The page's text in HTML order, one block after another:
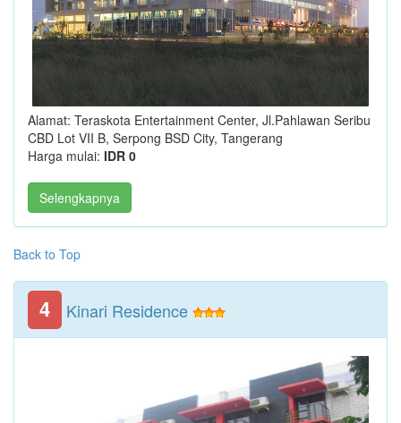
Alamat: Teraskota Entertainment Center, Jl.Pahlawan Seribu
CBD Lot VII B, Serpong BSD City, Tangerang
Harga mulai: IDR 0
Selengkapnya
Back to Top
4 Kinari Residence